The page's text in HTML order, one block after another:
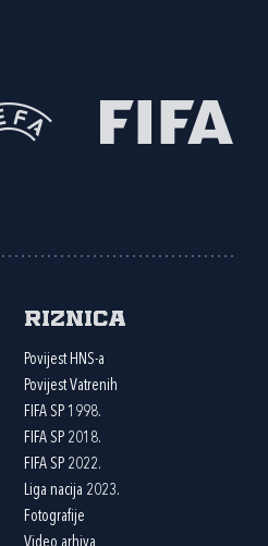
Riznica
Povijest HNS-a
Povijest Vatrenih
FIFA SP 1998.
FIFA SP 2018.
FIFA SP 2022.
Liga nacija 2023.
Fotografije